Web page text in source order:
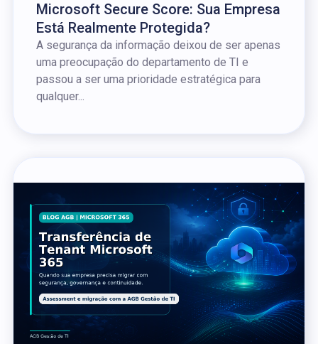
Microsoft Secure Score: Sua Empresa
Está Realmente Protegida?
A segurança da informação deixou de ser apenas
uma preocupação do departamento de TI e
passou a ser uma prioridade estratégica para
qualquer...